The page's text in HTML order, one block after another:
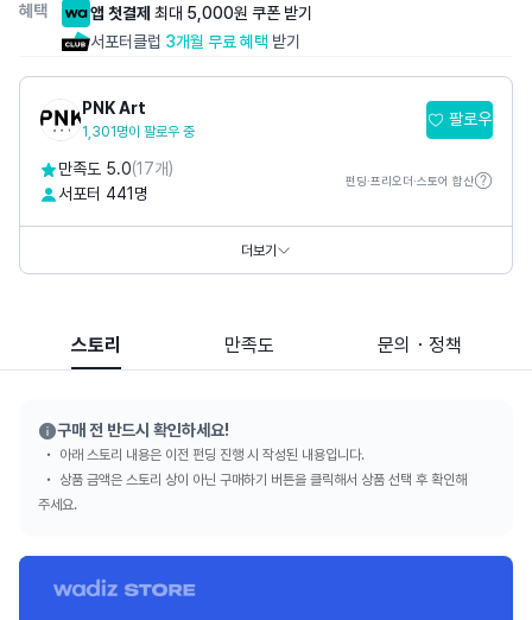
혜택 앱 첫결제 최대 5,000원 쿠폰 받기
서포터클럽 3개월 무료 혜택 받기
PNK Art
1,301명이 팔로우 중
팔로우
만족도 5.0(17개)
서포터 441명
펀딩·프리오더·스토어 합산
더보기
스토리 만족도 문의・정책
구매 전 반드시 확인하세요!
아래 스토리 내용은 이전 펀딩 진행 시 작성된 내용입니다.
상품 금액은 스토리 상이 아닌 구매하기 버튼을 클릭해서 상품 선택 후 확인해
주세요.